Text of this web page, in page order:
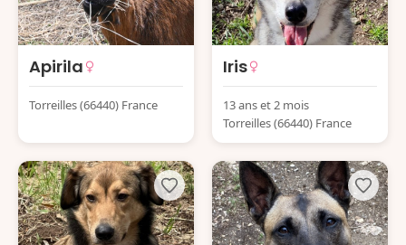
Apirila
Torreilles (66440) France
Iris
13 ans et 2 mois
Torreilles (66440) France